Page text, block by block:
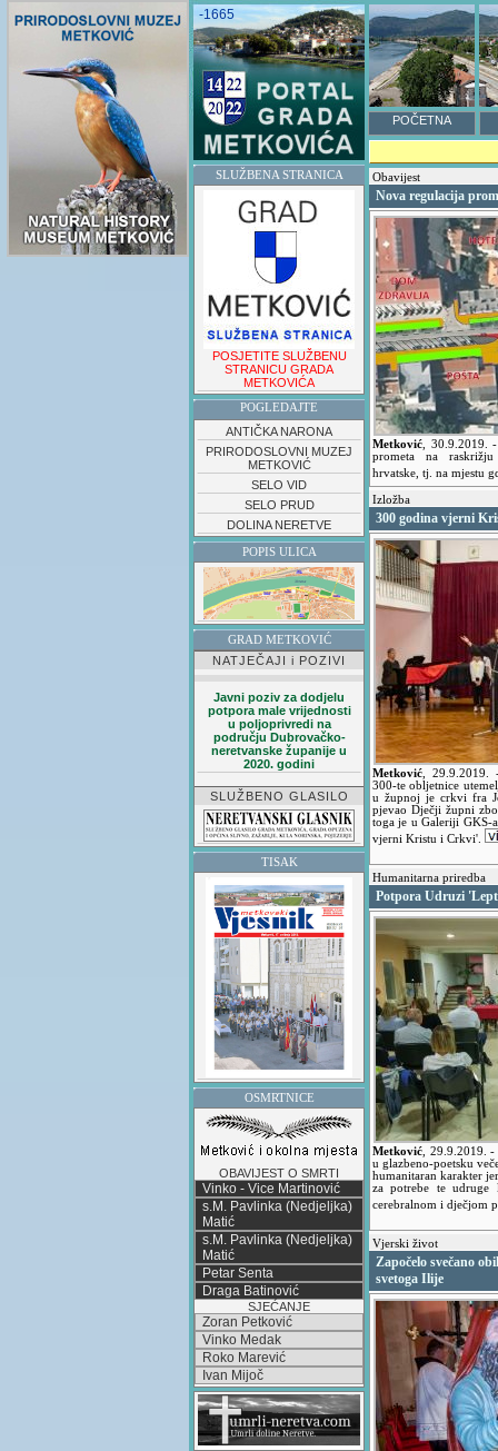
-1665
POČETNA
SLUŽBENA STRANICA
POSJETITE SLUŽBENU
STRANICU GRADA
METKOVIĆA
POGLEDAJTE
ANTIČKA NARONA
PRIRODOSLOVNI MUZEJ
METKOVIĆ
SELO VID
SELO PRUD
DOLINA NERETVE
POPIS ULICA
GRAD METKOVIĆ
NATJEČAJI i POZIVI
Javni poziv za dodjelu
potpora male vrijednosti
u poljoprivredi na
području Dubrovačko-
neretvanske županije u
2020. godini
SLUŽBENO GLASILO
TISAK
OSMRTNICE
OBAVIJEST O SMRTI
Vinko - Vice Martinović
s.M. Pavlinka (Nedjeljka)
Matić
s.M. Pavlinka (Nedjeljka)
Matić
Petar Senta
Draga Batinović
SJEĆANJE
Zoran Petković
Vinko Medak
Roko Marević
Ivan Mijoč
Obavijest
Nova regulacija
Metković 30.9.2019.
prometa na
hrvatske, tj. na mjestu
Izložba
300 godina vjerni
Metković ,29.9.2019.
300-te obljetnice
u župnoj je crkvi fra
pjevao Dječji župni
toga je u Galeriji GKS-
vjerni Kristu i Crkvi'.
Humanitarna priredba
Potpora Udruzi
Metković 29.9.2019.-
u glazbeno-poetsku
humanitaran karakter
za potrebe te
cerebralnom i dječjom
Vjerski život
Započelo svečano
svetoga Ilije